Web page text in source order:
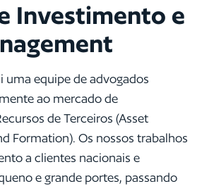
Investimento e
uma equipe de advogados
ao mercado de
de Terceiros (Asset
Formation). Os nossos trabalhos
a clientes nacionais e
e grande portes, passando